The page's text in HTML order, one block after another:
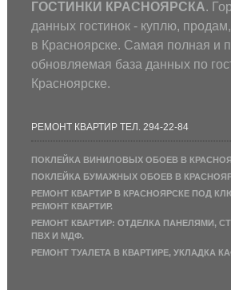
ГОСТИНКИ КРАСНОЯРСКА.
данных гостинок - куплю,
в Красноярске. Самая полная и
обновляемая база данных по
Красноярске.
РЕМОНТ КВАРТИР ТЕЛ. 294-22-84
ПОКЛЕЙКА ВИНИЛОВЫХ ОБОЕВ В
ПОКЛЕЙКА БУМАЖНЫХ ОБОЕВ В
РЕМОНТ КВАРТИР В КРАСНОЯРСКЕ ПОД
РЕМОНТ КВАРТИР.
РЕМОНТ КВАРТИР: ОТДЕЛКА ПАНЕЛЯМИ,
ПВХ И МДФ.
РЕМОНТ ТУАЛЕТА В КВАРТИРЕ, УКЛАДКА